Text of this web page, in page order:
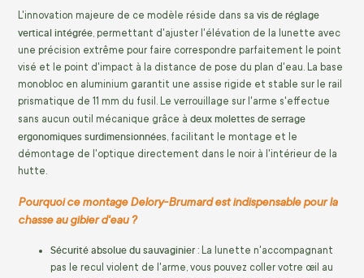
L'innovation majeure de ce modèle réside dans sa vis de réglage
vertical intégrée , permettant d'ajuster l'élévation de la lunette avec
une précision extrême pour faire correspondre parfaitement le point
visé et le point d'impact à la distance de pose du plan d'eau. La base
monobloc en aluminium garantit une assise rigide et stable sur le rail
prismatique de 11 mm du fusil. Le verrouillage sur l'arme s'effectue
sans aucun outil mécanique grâce à deux molettes de serrage
ergonomiques surdimensionnées , facilitant le montage et le
démontage de l'optique directement dans le noir à l'intérieur de la
hutte.
Pourquoi ce montage Delory-Brumard est indispensable pour la
chasse au gibier d'eau ?
Sécurité absolue du sauvaginier : La lunette n'accompagnant
pas le recul violent de l'arme, vous pouvez coller votre œil au